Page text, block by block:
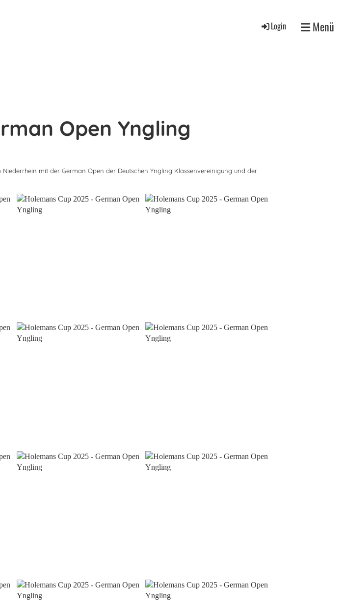
Login Menü
Open Yngling
mit der German Open der Deutschen Yngling Klassenvereinigung und der